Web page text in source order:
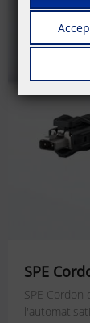
SPE
SPE